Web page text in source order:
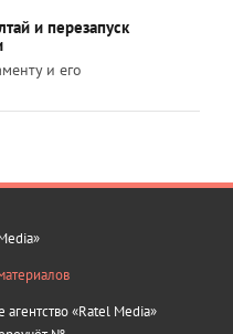
и перезапуск
и его
«Ratel Media»